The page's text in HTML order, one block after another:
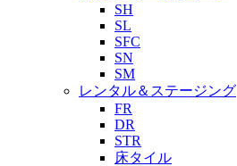
SH
SL
SFC
SN
SM
レンタル＆ステージング
FR
DR
STR
床タイル